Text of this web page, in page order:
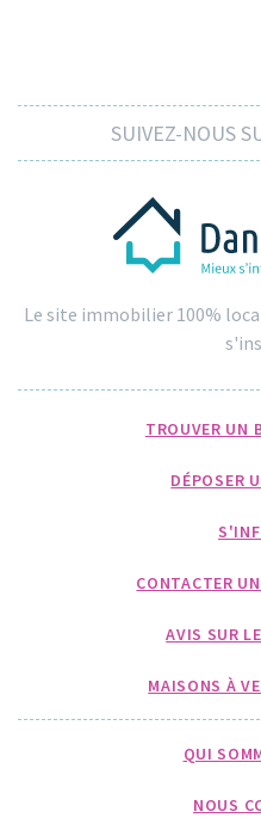
SUIVEZ-NOUS
Le site immobilier 100%
TROUVER UN
DÉPOSER
CONTACTER
AVIS SUR
MAISONS À
QUI
NOUS